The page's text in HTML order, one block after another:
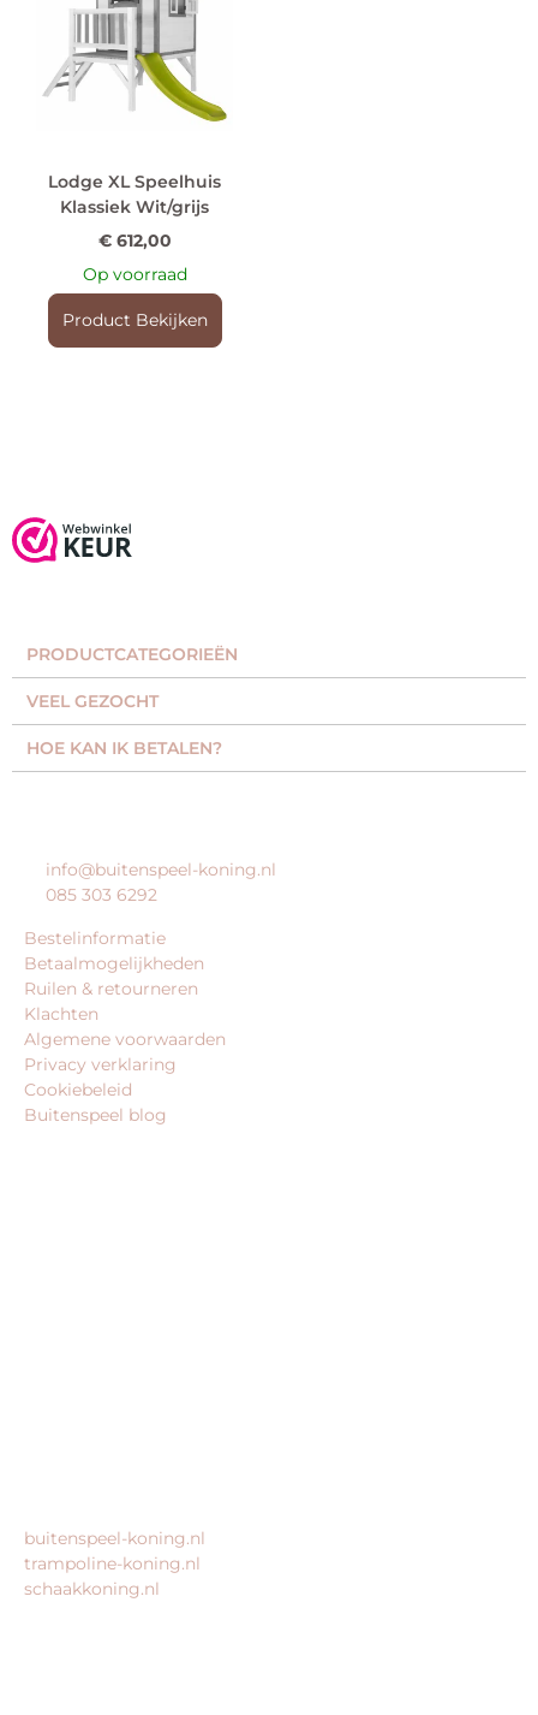
Lodge XL Speelhuis
Klassiek Wit/grijs
€612,00
Op voorraad
Product Bekijken
PRODUCTCATEGORIEËN​
VEEL GEZOCHT​
HOE KAN IK BETALEN?
info@buitenspeel-koning.nl
085 303 6292
Bestelinformatie
Betaalmogelijkheden
Ruilen & retourneren
Klachten
Algemene voorwaarden
Privacy verklaring
Cookiebeleid
Buitenspeel blog
buitenspeel-koning.nl
trampoline-koning.nl
schaakkoning.nl